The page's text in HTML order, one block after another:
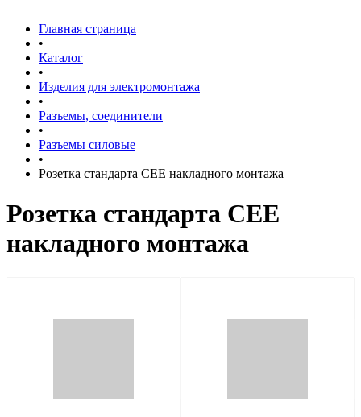
Главная страница
•
Каталог
•
Изделия для электромонтажа
•
Разъемы, соединители
•
Разъемы силовые
•
Розетка стандарта СЕЕ накладного монтажа
Розетка стандарта СЕЕ
накладного монтажа